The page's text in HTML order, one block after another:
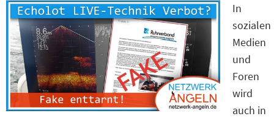
In
sozialen
Medien
und
Foren
wird
auch in